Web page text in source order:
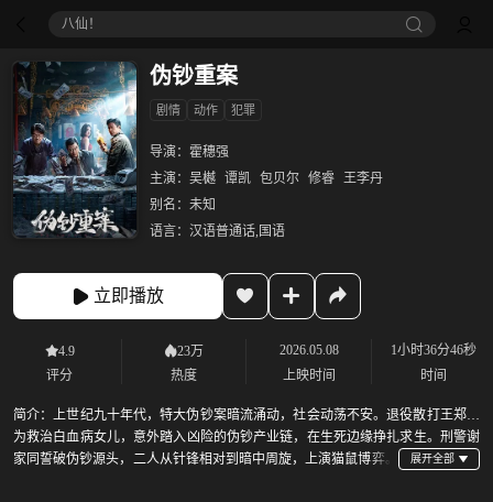
八仙！
伪钞重案
剧情 动作 犯罪
导演： 霍穗强
主演： 吴樾 谭凯 包贝尔 修睿 王李丹
别名： 未知
语言： 汉语普通话,国语
立即播放
4.9
评分
23万
热度
2026.05.08
上映时间
1小时36分46秒
时间
简介：上世纪九十年代，特大伪钞案暗流涌动，社会动荡不安。退役散打王郑明
为救治白血病女儿，意外踏入凶险的伪钞产业链，在生死边缘挣扎求生。刑警谢
家同誓破伪钞源头，二人从针锋相对到暗中周旋，上演猫鼠博弈。